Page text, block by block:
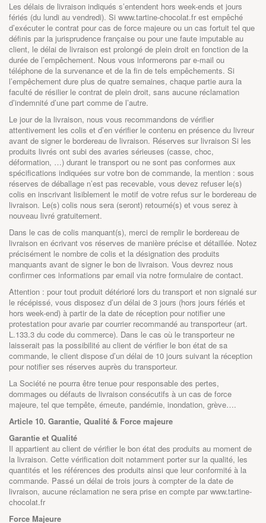
Les délais de livraison indiqués s’entendent hors week-ends et jours
fériés (du lundi au vendredi). Si www.tartine-chocolat.fr est empêché
d’exécuter le contrat pour cas de force majeure ou un cas fortuit tel que
définis par la jurisprudence française ou pour une faute imputable au
client, le délai de livraison est prolongé de plein droit en fonction de la
durée de l’empêchement. Nous vous informerons par e-mail ou
téléphone de la survenance et de la fin de tels empêchements. Si
l’empêchement dure plus de quatre semaines, chaque partie aura la
faculté de résilier le contrat de plein droit, sans aucune réclamation
d’indemnité d’une part comme de l’autre.
Le jour de la livraison, nous vous recommandons de vérifier
attentivement les colis et d’en vérifier le contenu en présence du livreur
avant de signer le bordereau de livraison. Réserves sur livraison Si les
produits livrés ont subi des avaries sérieuses (casse, choc,
déformation, …) durant le transport ou ne sont pas conformes aux
spécifications indiquées sur votre bon de commande, la mention : sous
réserves de déballage n’est pas recevable, vous devez refuser le(s)
colis en inscrivant lisiblement le motif de votre refus sur le bordereau de
livraison. Le(s) colis nous sera (seront) retourné(s) et vous serez à
nouveau livré gratuitement.
Dans le cas de colis manquant(s), merci de remplir le bordereau de
livraison en écrivant vos réserves de manière précise et détaillée. Notez
précisément le nombre de colis et la désignation des produits
manquants avant de signer le bon de livraison. Vous devrez nous
confirmer ces informations par email via notre formulaire de contact.
Attention : pour tout produit détérioré lors du transport et non signalé sur
le récépissé, vous disposez d’un délai de 3 jours (hors jours fériés et
hors week-end) à partir de la date de réception pour notifier une
protestation pour avarie par courrier recommandé au transporteur (art.
L.133.3 du code du commerce). Dans le cas où le transporteur ne
laisserait pas la possibilité au client de vérifier le bon état de sa
commande, le client dispose d’un délai de 10 jours suivant la réception
pour notifier ses réserves auprès du transporteur.
La Société ne pourra être tenue pour responsable des pertes,
dommages ou défauts de livraison consécutifs à un cas de force
majeure, tel que tempête, émeute, pandémie, inondation, grève….
Article 10. Garantie, Qualité & Force majeure
Garantie et Qualité
Il appartient au client de vérifier le bon état des produits au moment de
la livraison. Cette vérification doit notamment porter sur la qualité, les
quantités et les références des produits ainsi que leur conformité à la
commande. Passé un délai de trois jours à compter de la date de
livraison, aucune réclamation ne sera prise en compte par www.tartine-
chocolat.fr
Force Majeure